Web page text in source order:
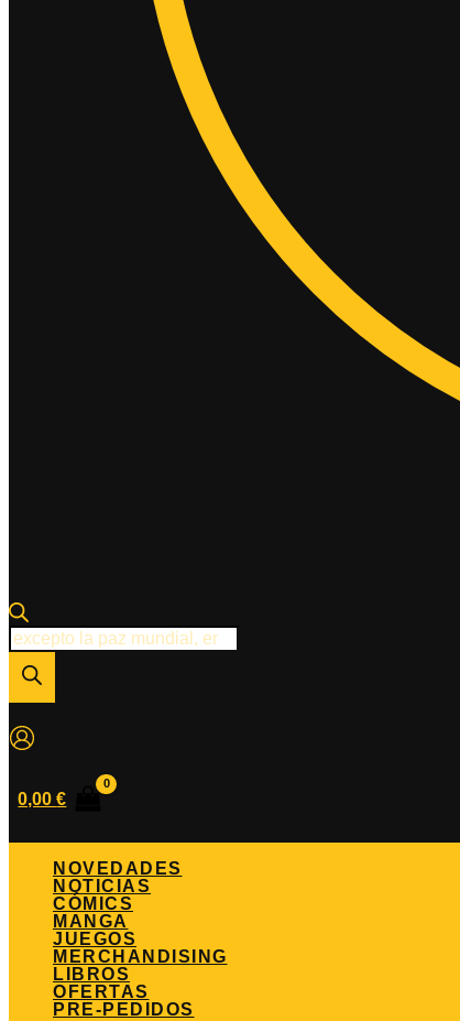
Búsqueda
de
productos
0,00€
NOVEDADES
NOTICIAS
CÓMICS
MANGA
JUEGOS
MERCHANDISING
LIBROS
OFERTAS
PRE-PEDIDOS